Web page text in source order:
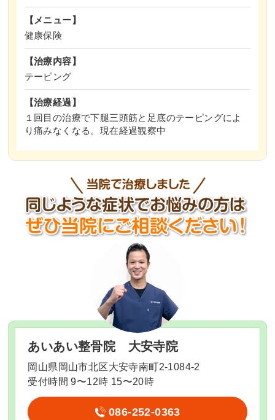
【メニュー】
健康保険
【治療内容】
テーピング
【治療経過】
１回目の治療で下腿三頭筋と足底のテーピングによ
り痛みなくなる。現在経過観察中
あいあい整骨院 大安寺院
岡山県岡山市北区大安寺南町2-1084-2
受付時間 9〜12時 15〜20時
086-252-0363